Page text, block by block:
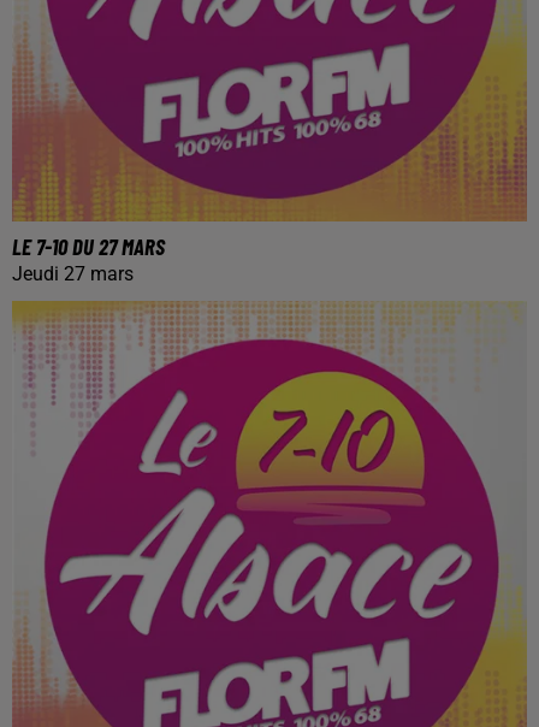
LE 7-10 DU 27 MARS
Jeudi 27 mars